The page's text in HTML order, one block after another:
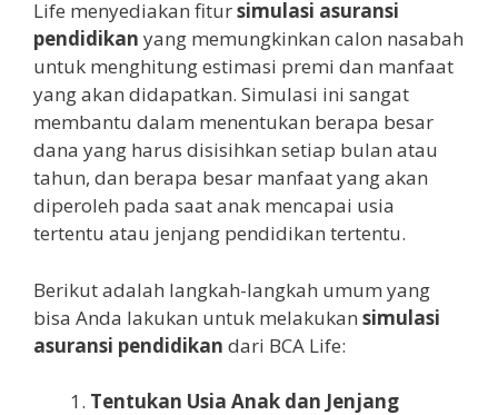
Life menyediakan fitursimulasi asuransi
pendidikan yang memungkinkan calon nasabah
untuk menghitung estimasi premi dan manfaat
yang akan didapatkan. Simulasi ini sangat
membantu dalam menentukan berapa besar
dana yang harus disisihkan setiap bulan atau
tahun, dan berapa besar manfaat yang akan
diperoleh pada saat anak mencapai usia
tertentu atau jenjang pendidikan tertentu.
Berikut adalah langkah-langkah umum yang
bisa Anda lakukan untuk melakukan simulasi
asuransi pendidikan dari BCA Life:
Tentukan Usia Anak dan Jenjang